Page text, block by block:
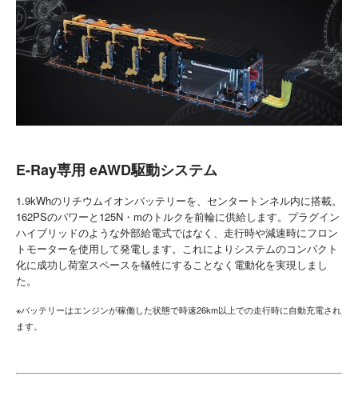
E-Ray専用 eAWD駆動システム
1.9kWhのリチウムイオンバッテリーを、センタートンネル内に搭載。
162PSのパワーと125N・mのトルクを前輪に供給します。プラグイン
ハイブリッドのような外部給電式ではなく、走行時や減速時にフロン
トモーターを使用して発電します。これによりシステムのコンパクト
化に成功し荷室スペースを犠牲にすることなく電動化を実現しまし
た。
※バッテリーはエンジンが稼働した状態で時速26km以上での走行時に自動充電され
ます。